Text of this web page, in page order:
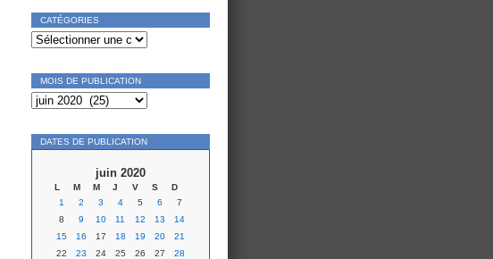
CATÉGORIES
Catégories
MOIS DE PUBLICATION
Mois
de
publication
DATES DE PUBLICATION
juin 2020
L M M J V S
D
1
2 3 4 5 6
7
8
9 10 11 12 13
14
15
16 17 18 19 20
21
22
23 24 25 26 27
28